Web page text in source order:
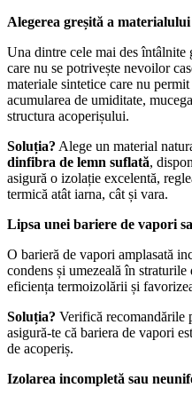
Alegerea greșită a
Una dintre cele mai des întâlnite
care nu se potrivește nevoilor
materiale sintetice care nu
acumularea de umiditate,
structura acoperișului.
Soluția? Alege un material
dinfibra de lemn suflată,
asigură o izolație excelentă,
termică atât iarna, cât și vara.
Lipsa unei bariere de vapori
O barieră de vapori amplasată
condens și umezeală în
eficiența termoizolării și
Soluția? Verifică recomandările
asigură-te că bariera de vapori
de acoperiș.
Izolarea incompletă sau